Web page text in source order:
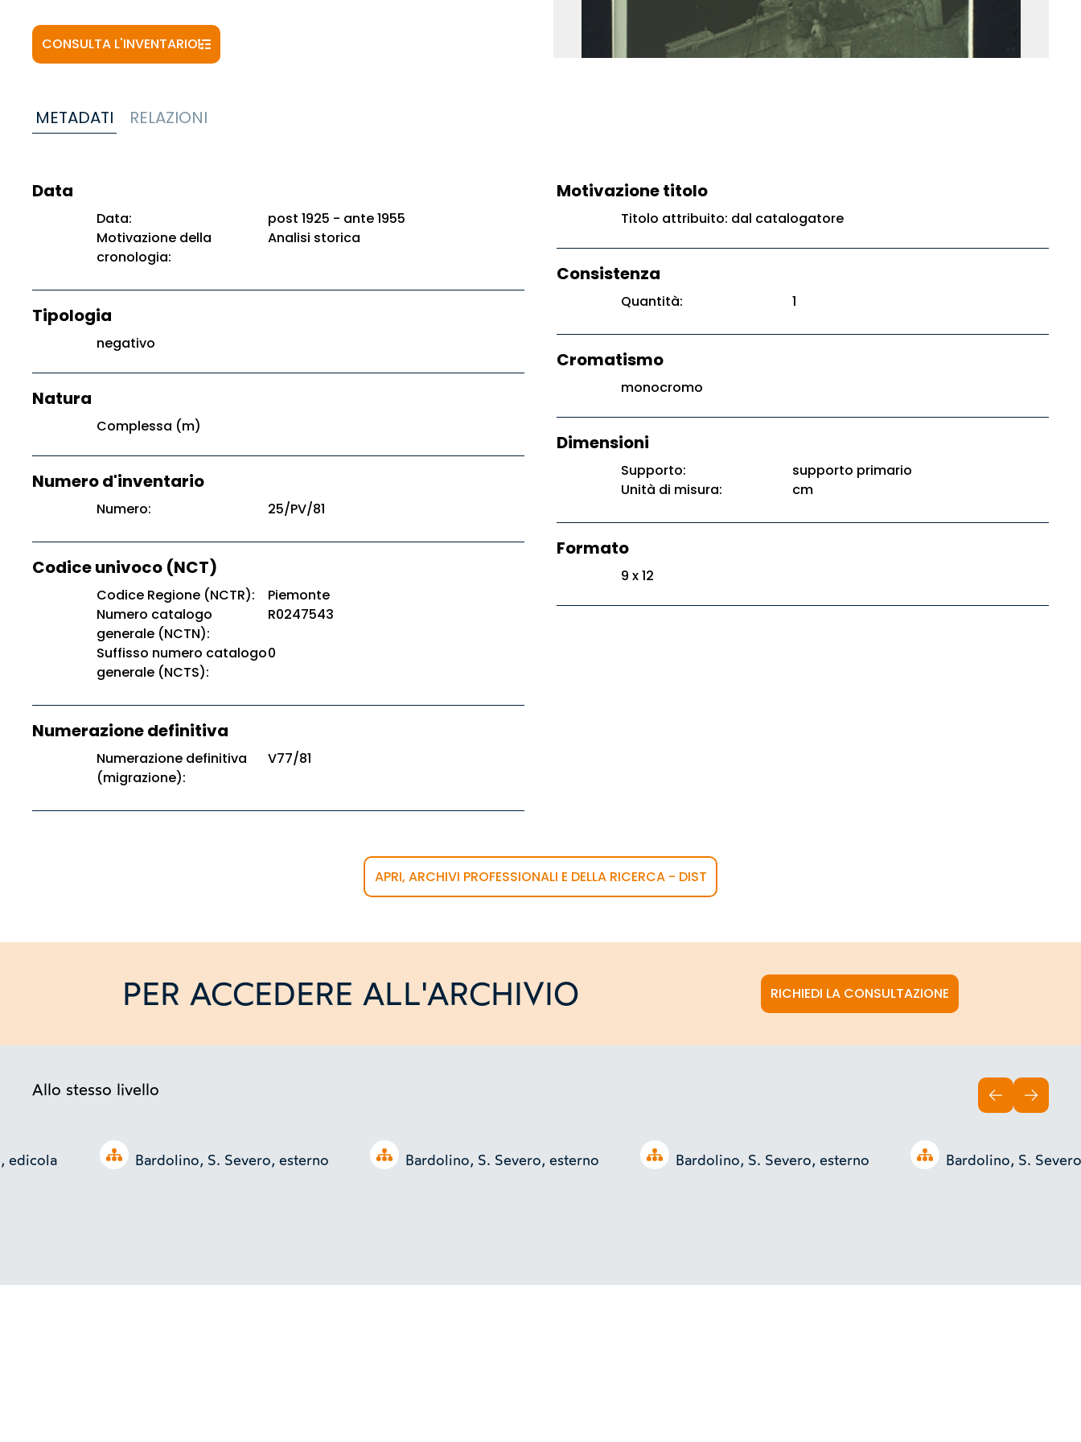
CONSULTA L'INVENTARIO
METADATI RELAZIONI
Data
Data:
post 1925 - ante 1955
Motivazione della
cronologia:
Analisi storica
Tipologia
negativo
Natura
Complessa (m)
Numero d'inventario
Numero: 25/PV/81
Codice univoco (NCT)
Codice Regione (NCTR):
Piemonte
Numero catalogo
generale (NCTN):
R0247543
Suffisso numero catalogo
generale (NCTS):
0
Numerazione definitiva
Numerazione definitiva
(migrazione):
V77/81
Motivazione titolo
Titolo attribuito: dal catalogatore
Consistenza
Quantità: 1
Cromatismo
monocromo
Dimensioni
Supporto:
supporto primario
Unità di misura:
cm
Formato
9 x 12
APRI, ARCHIVI PROFESSIONALI E DELLA RICERCA - DIST
PER ACCEDERE ALL'ARCHIVIO RICHIEDI LA CONSULTAZIONE
Allo stesso livello
Open tree
edicola Open tree
Bardolino, S. Severo, esterno Open tree
Bardolino, S. Severo, esterno Open tree
Bardolino, S. Severo, esterno Bardolino, S.
INDIETROAVANTI